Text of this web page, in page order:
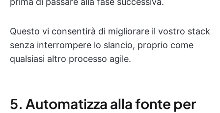
Questo vi consentirà di migliorare il vostro stack
senza interrompere lo slancio, proprio come
qualsiasi altro processo agile.
5. Automatizza alla fonte per